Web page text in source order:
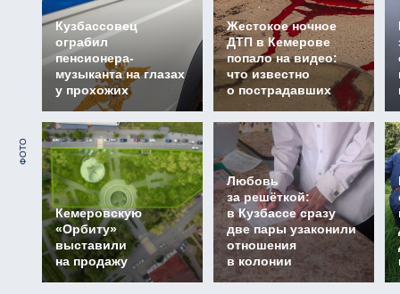
Кузбассовец
ограбил
пенсионера-
музыканта на глазах
у прохожих
Жестокое ночное
ДТП в Кемерове
попало на видео:
что известно
о пострадавших
ФОТО
Кемеровскую
«Орбиту»
выставили
на продажу
Любовь
за решёткой:
в Кузбассе сразу
две пары узаконили
отношения
в колонии